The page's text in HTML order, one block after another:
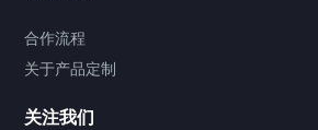
合作流程
关于产品定制
关注我们